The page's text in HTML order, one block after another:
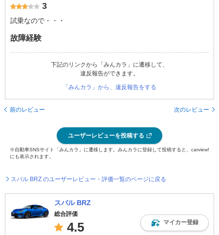
3
試乗なので・・・
故障経験
下記のリンクから「みんカラ」に遷移して、
違反報告ができます。
「みんカラ」から、違反報告をする
前のレビュー 次のレビュー
ユーザーレビューを投稿する
※自動車SNSサイト「みんカラ」に遷移します。みんカラに登録して投稿すると、carview!
にも表示されます。
スバル BRZ のユーザーレビュー・評価一覧のページに戻る
スバル BRZ
総合評価
4.5 マイカー登録